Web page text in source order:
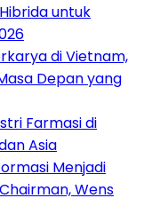
untuk
di Vietnam,
Depan yang
Farmasi di
Asia
Menjadi
Wens